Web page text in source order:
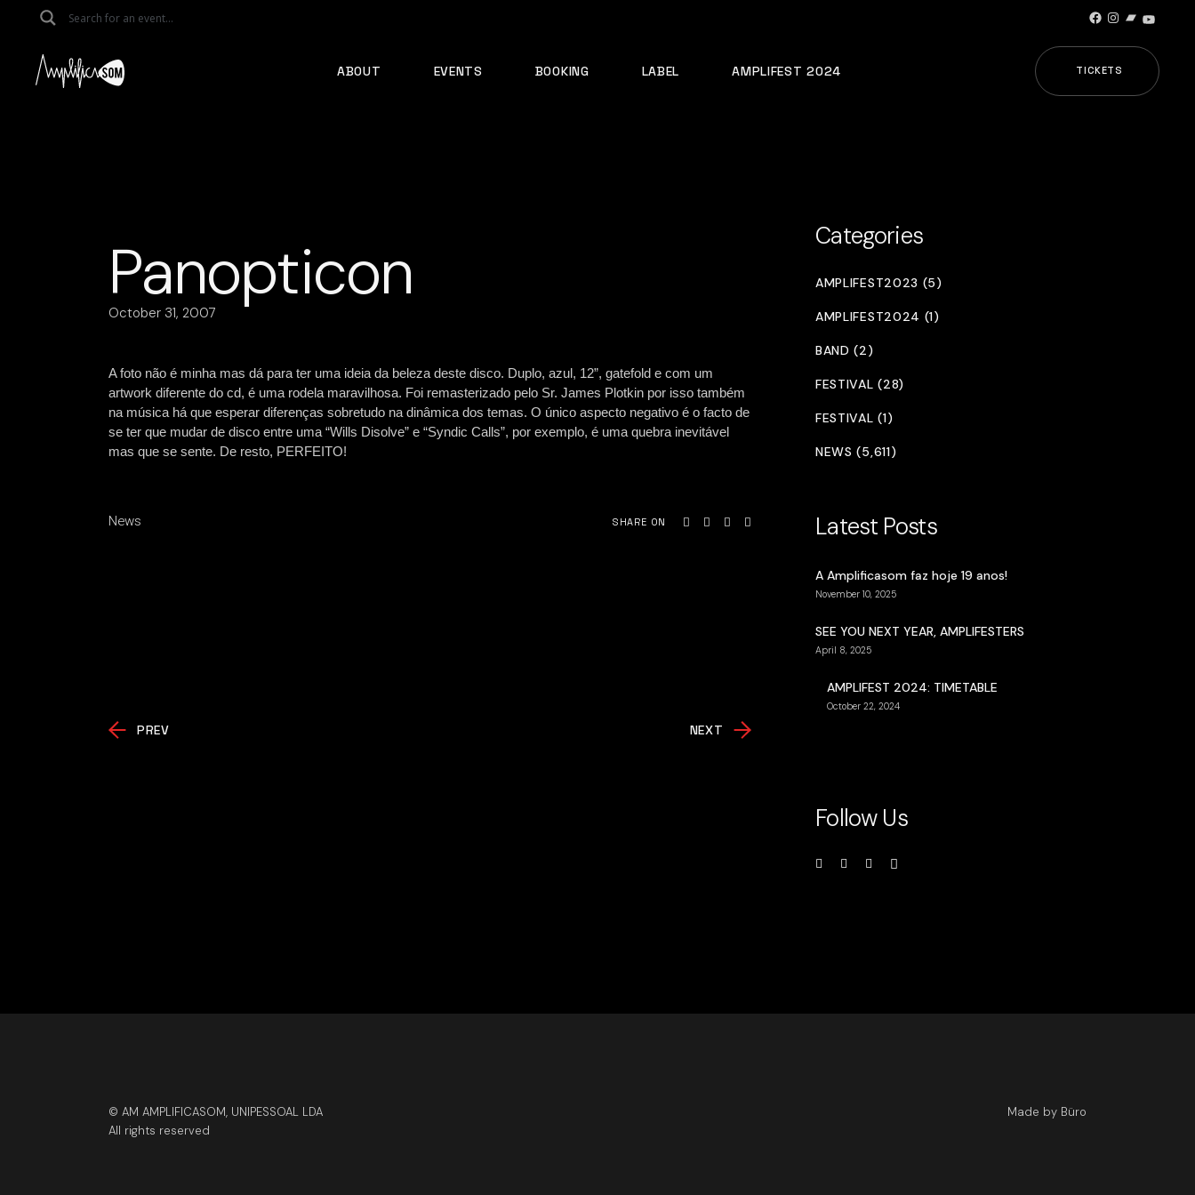
Facebook
Instagram
Bandcamp
ABOUT EVENTS BOOKING LABEL AMPLIFEST 2024 TICKETS
Panopticon
October 31, 2007
A foto não é minha mas dá para ter uma ideia da beleza deste disco. Duplo, azul, 12”, gatefold e com um
artwork diferente do cd, é uma rodela maravilhosa. Foi remasterizado pelo Sr. James Plotkin por isso também
na música há que esperar diferenças sobretudo na dinâmica dos temas. O único aspecto negativo é o facto de
se ter que mudar de disco entre uma “Wills Disolve” e “Syndic Calls”, por exemplo, é uma quebra inevitável
mas que se sente. De resto, PERFEITO!
News SHARE ON
PREV NEXT
Categories
AMPLIFEST2023 (5)
AMPLIFEST2024 (1)
BAND (2)
FESTIVAL (28)
FESTIVAL (1)
NEWS (5,611)
Latest Posts
A Amplificasom faz hoje 19 anos!
November 10, 2025
SEE YOU NEXT YEAR, AMPLIFESTERS
April 8, 2025
AMPLIFEST 2024: TIMETABLE
October 22, 2024
Follow Us
© AM AMPLIFICASOM, UNIPESSOAL LDA
All rights reserved
Made by Büro